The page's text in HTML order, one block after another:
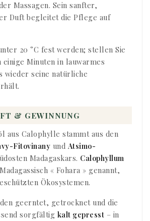
Massagen. Sein sanfter,
Duft begleitet die Pflege auf
20 °C fest werden; stellen Sie
einige Minuten in lauwarmes
wieder seine natürliche
& GEWINNUNG
aus Calophylle stammt aus den
Fitovinany und Atsimo-
Madagaskars. Calophyllum
« Fohara » genannt,
Ökosystemen.
geerntet, getrocknet und die
sorgfältig kalt gepresst – in